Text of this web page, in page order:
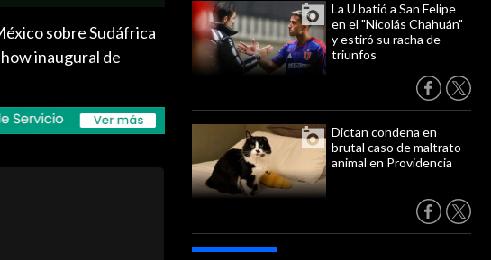
La U batió a San Felipe
en el "Nicolás Chahuán"
y estiró su racha de
triunfos
Dictan condena en
brutal caso de maltrato
animal en Providencia
sobre Sudáfrica
inaugural de